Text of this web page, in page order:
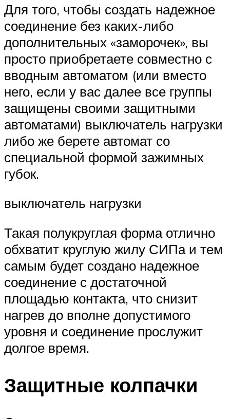
Для того, чтобы создать надежное
соединение без каких-либо
дополнительных «заморочек», вы
просто приобретаете совместно с
вводным автоматом (или вместо
него, если у вас далее все группы
защищены своими защитными
автоматами) выключатель нагрузки
либо же берете автомат со
специальной формой зажимных
губок.
выключатель нагрузки
Такая полукруглая форма отлично
обхватит круглую жилу СИПа и тем
самым будет создано надежное
соединение с достаточной
площадью контакта, что снизит
нагрев до вполне допустимого
уровня и соединение прослужит
долгое время.
Защитные колпачки